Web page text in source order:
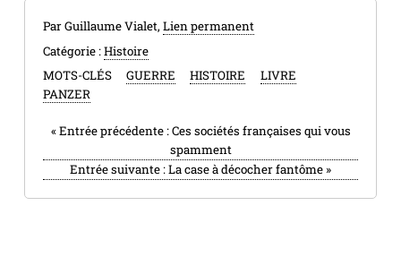
Par Guillaume Vialet, Lien permanent
Catégorie :Histoire
MOTS-CLÉS
GUERRE HISTOIRE
LIVRE
PANZER
«Entrée précédente :Ces sociétés françaises qui vous
spamment
Entrée suivante :La case à décocher fantôme »